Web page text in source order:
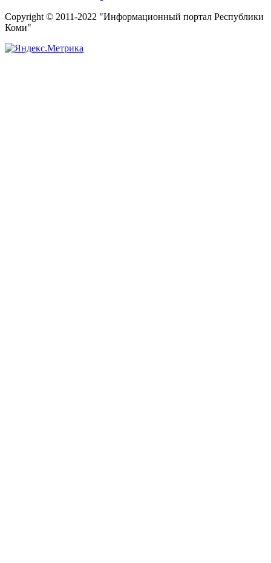
Copyright © 2011-2022 "Информационный портал Республики
Коми"